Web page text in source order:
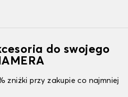
do swojego
zniżki przy zakupie co najmniej